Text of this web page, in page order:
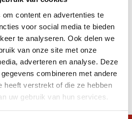
content en advertenties te
voor social media te bieden
te analyseren. Ook delen we
van onze site met onze
adverteren en analyse. Deze
combineren met andere
heeft verstrekt of die ze hebben
uw gebruik van hun services.
Opruiming
hoofdbeschermers